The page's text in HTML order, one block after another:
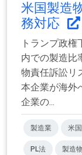
米国製造
務対応
トランプ政
内での製造比
物責任訴訟
本企業が海外
企業の...
製造業 米国
PL法 製造